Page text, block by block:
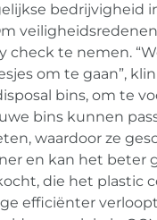
bedrijvigheid
check te nemen.
om te gaan”,
bins, om te
bins kunnen
waardoor ze
en kan het beter
die het plastic
efficiënter